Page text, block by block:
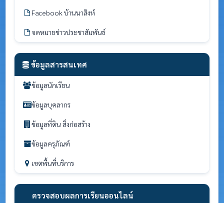
Facebook บ้านนาสิงห์
จดหมายข่าวประชาสัมพันธ์
ข้อมูลสารสนเทศ
ข้อมูลนักเรียน
ข้อมูลบุคลากร
ข้อมูลที่ดิน สิ่งก่อสร้าง
ข้อมูลครุภัณฑ์
เขตพื้นที่บริการ
ตรวจสอบผลการเรียนออนไลน์